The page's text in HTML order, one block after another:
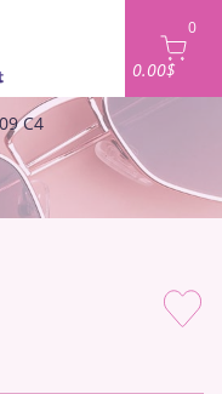
0
0.00$
C4